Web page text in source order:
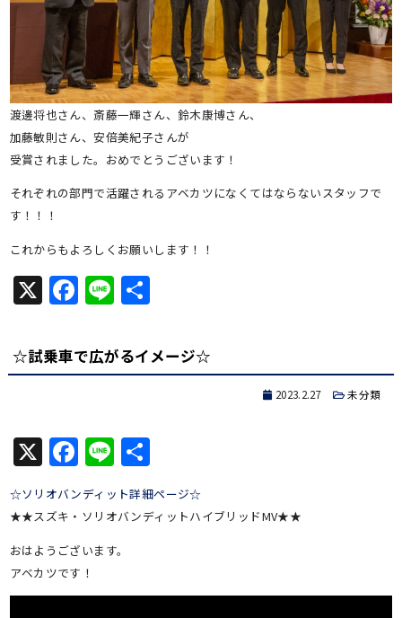
渡邊将也さん、斎藤一輝さん、鈴木康博さん、
加藤敏則さん、安倍美紀子さんが
受賞されました。おめでとうございます！
それぞれの部門で活躍されるアベカツになくてはならないスタッフで
す！！！
これからもよろしくお願いします！！
X Facebook
Line共
☆試乗車で広がるイメージ☆
2023.2.27 未分類
X Facebook
Line共
有
☆ソリオバンディット詳細ページ☆
★★スズキ・ソリオバンディットハイブリッドMV★★
おはようございます。
アベカツです！